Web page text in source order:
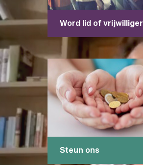
Word lid of vrijwilliger
Steun ons